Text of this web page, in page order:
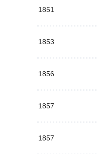
1851
1853
1856
1857
1857